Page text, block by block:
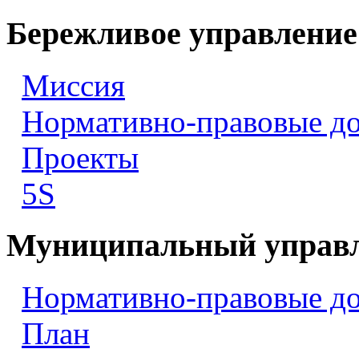
Бережливое управление
Миссия
Нормативно-правовые
Проекты
5S
Муниципальный
Нормативно-правовые
План